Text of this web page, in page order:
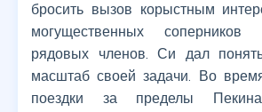
бросить вызов корыстным
могущественных соперников
рядовых членов. Си дал
масштаб своей задачи. Во
поездки за пределы